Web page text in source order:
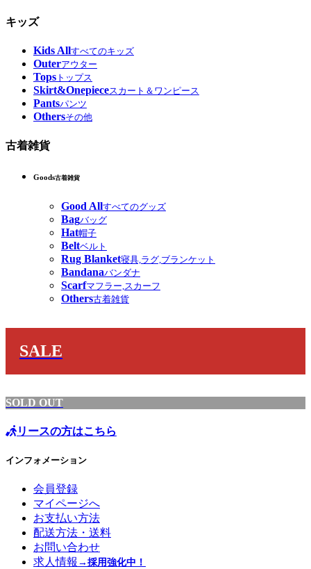
キッズ
Kids Allすべてのキッズ
Outerアウター
Tops トップス
Skirt&Onepieceスカート＆ワンピース
Pantsパンツ
Othersその他
古着雑貨
Goods古着雑貨
Good Allすべてのグッズ
Bagバッグ
Hat帽子
Beltベルト
Rug Blanket寝具,ラグ,ブランケット
Bandanaバンダナ
Scarfマフラー,スカーフ
Others古着雑貨
SALE
SOLD OUT
リースの方はこちら
インフォメーション
会員登録
マイページへ
お支払い方法
配送方法・送料
お問い合わせ
求人情報 →採用強化中！